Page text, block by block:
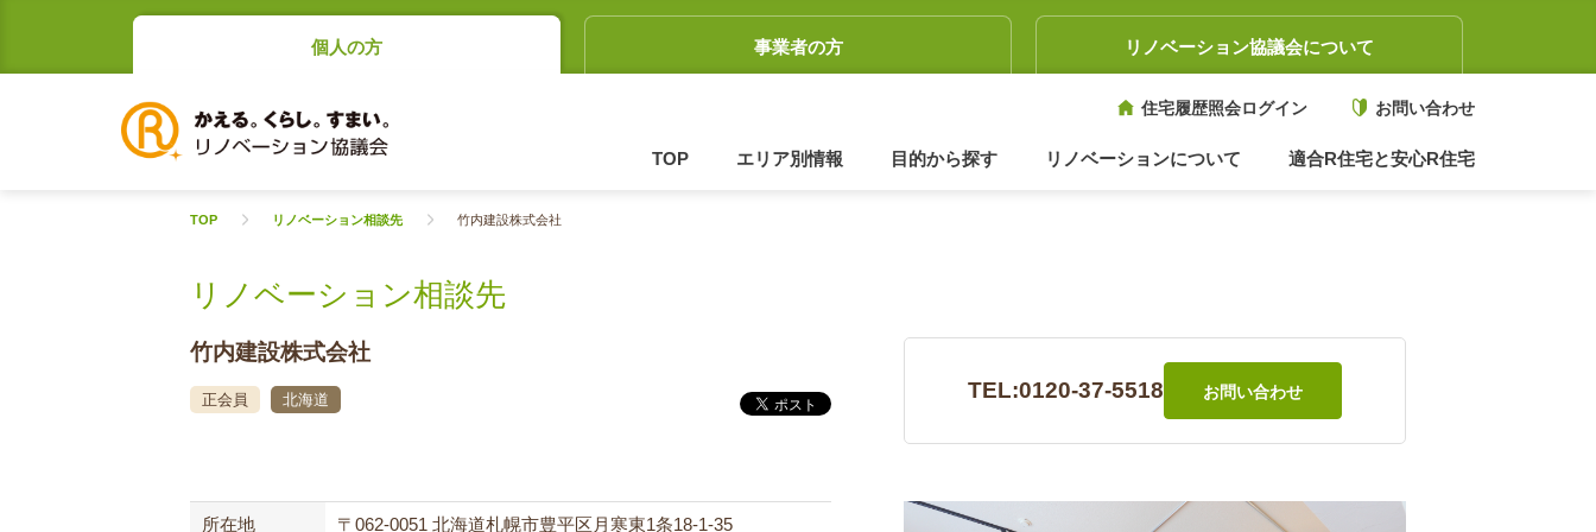
個人の方 事業者の方 リノベーション協議会について
住宅履歴照会ログイン お問い合わせ
TOP エリア別情報 目的から探す リノベーションについて 適合R住宅と安心R住宅
TOP リノベーション相談先 竹内建設株式会社
リノベーション相談先
竹内建設株式会社
正会員 北海道 TEL:0120-37-5518 お問い合わせ
所在地 〒062-0051 北海道札幌市豊平区月寒東1条18-1-35